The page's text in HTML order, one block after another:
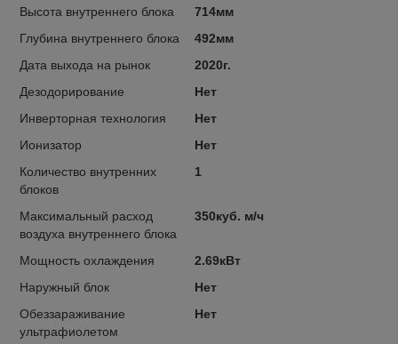
Высота внутреннего блока
714мм
Глубина внутреннего блока
492мм
Дата выхода на рынок
2020г.
Дезодорирование
Нет
Инверторная технология
Нет
Ионизатор
Нет
Количество внутренних
блоков
1
Максимальный расход
воздуха внутреннего блока
350куб. м/ч
Мощность охлаждения
2.69кВт
Наружный блок
Нет
Обеззараживание
ультрафиолетом
Нет